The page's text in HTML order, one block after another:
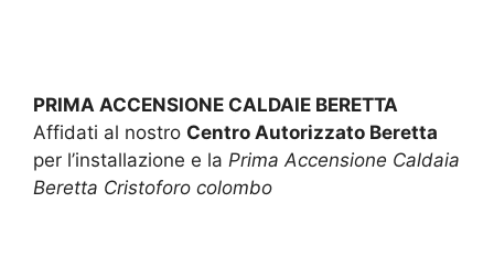
PRIMA ACCENSIONE CALDAIE BERETTA
Affidati al nostro Centro Autorizzato Beretta
per l’installazione e la Prima Accensione Caldaia
Beretta Cristoforo colombo